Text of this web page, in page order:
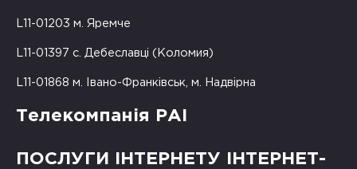
L11-01203 м. Яремче
L11-01397 с. Дебеславці (Коломия)
L11-01868 м. Івано-Франківськ, м. Надвірна
Телекомпанія РАІ
ПОСЛУГИ ІНТЕРНЕТУ ІНТЕРНЕТ-